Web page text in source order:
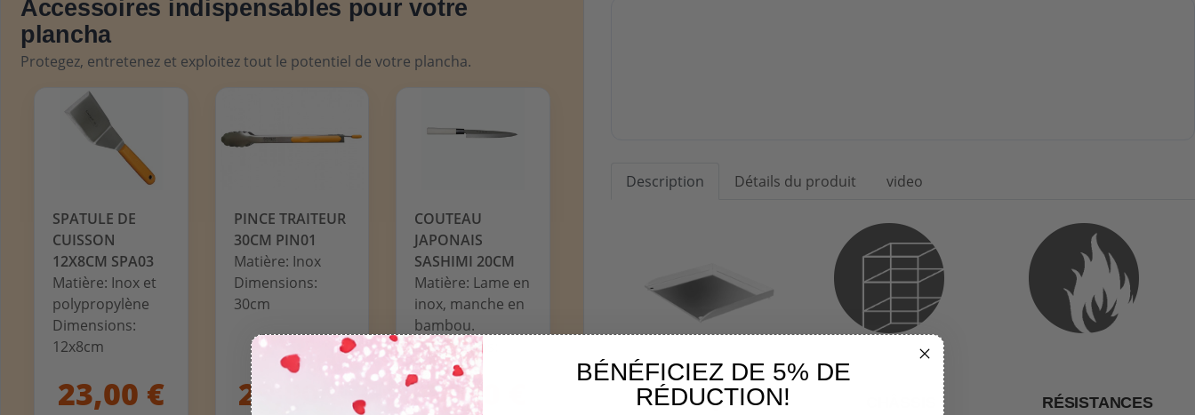
Description Détails du produit video
PLAQUE RÉSISTANCES
Accessoires indispensables pour votre
plancha
Protegez, entretenez et exploitez tout le potentiel de votre plancha.
SPATULE DE
CUISSON
12X8CM SPA03
Matière: Inox et
polypropylène
Dimensions:
12x8cm
23,00 €
PINCE TRAITEUR
30CM PIN01
Matière: Inox
Dimensions:
30cm
23,00 €
COUTEAU
JAPONAIS
SASHIMI 20CM
Matière: Lame en
inox, manche en
bambou.
Dimensions:
20cm
34,90 €
BÉNÉFICIEZ DE 5% DE
RÉDUCTION!